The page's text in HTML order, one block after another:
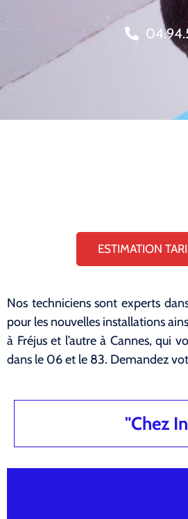
ESTIMATION
Nos techniciens sont experts
pour les nouvelles installations
à Fréjus et l’autre à Cannes, qui
dans le 06 et le 83. Demandez
"Chez